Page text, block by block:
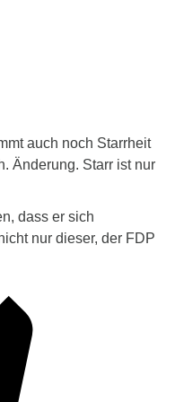
auch noch Starrheit
Änderung. Starr ist nur
dass er sich
nur dieser, der FDP